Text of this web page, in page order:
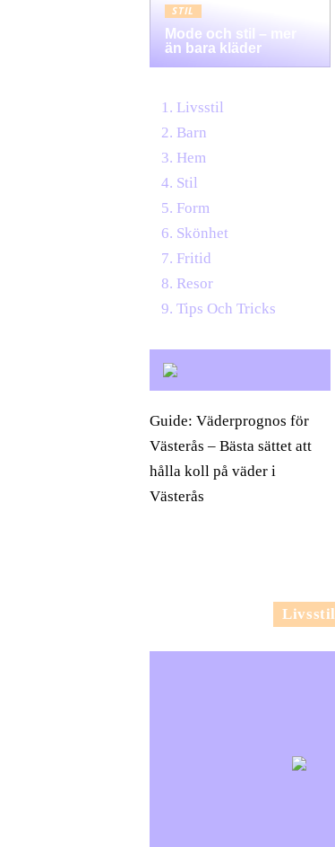
STIL
Mode och stil – mer
än bara kläder
Livsstil
Barn
Hem
Stil
Form
Skönhet
Fritid
Resor
Tips Och Tricks
Guide: Väderprognos för
Västerås – Bästa sättet att
hålla koll på väder i
Västerås
Livsstil